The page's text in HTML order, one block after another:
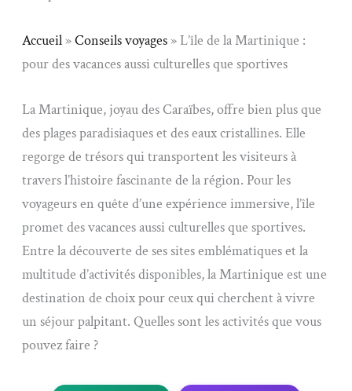
Accueil»Conseils voyages»L’île de la Martinique :
pour des vacances aussi culturelles que sportives
La Martinique, joyau des Caraïbes, offre bien plus que
des plages paradisiaques et des eaux cristallines. Elle
regorge de trésors qui transportent les visiteurs à
travers l’histoire fascinante de la région. Pour les
voyageurs en quête d’une expérience immersive, l’île
promet des vacances aussi culturelles que sportives.
Entre la découverte de ses sites emblématiques et la
multitude d’activités disponibles, la Martinique est une
destination de choix pour ceux qui cherchent à vivre
un séjour palpitant. Quelles sont les activités que vous
pouvez faire ?